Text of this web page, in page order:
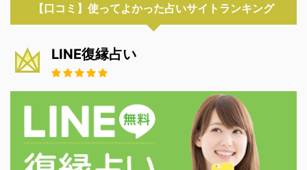
【口コミ】使ってよかった占いサイトランキング
LINE復縁占い